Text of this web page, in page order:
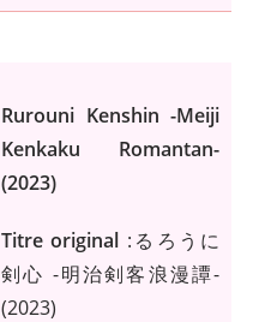
Rurouni Kenshin -Meiji
Kenkaku Romantan-
(2023)
Titre original :るろうに
剣心 -明治剣客浪漫譚-
(2023)